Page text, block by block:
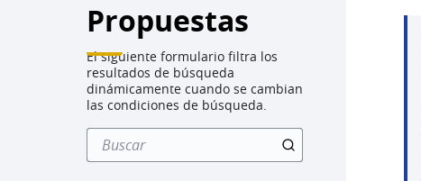
Propuestas
El siguiente formulario filtra los
resultados de búsqueda
dinámicamente cuando se cambian
las condiciones de búsqueda.